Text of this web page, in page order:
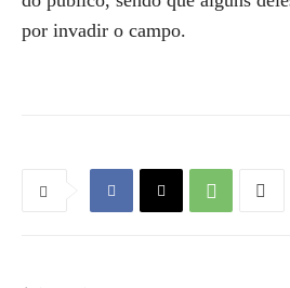
por invadir o campo.